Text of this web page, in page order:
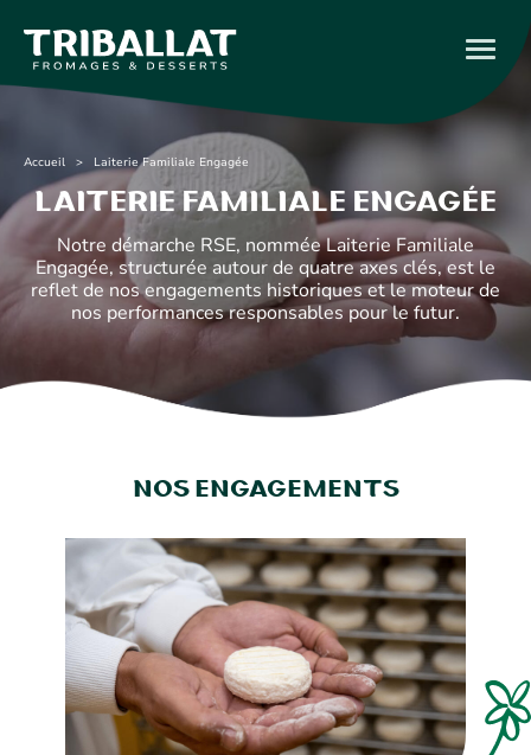
Accueil > Laiterie Familiale Engagée
Laiterie Familiale Engagée
Notre démarche RSE, nommée Laiterie Familiale
Engagée, structurée autour de quatre axes clés, est le
reflet de nos engagements historiques et le moteur de
nos performances responsables pour le futur.
Nos engagements